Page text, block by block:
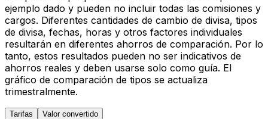
ejemplo dado y pueden no incluir todas las comisiones y
cargos. Diferentes cantidades de cambio de divisa, tipos
de divisa, fechas, horas y otros factores individuales
resultarán en diferentes ahorros de comparación. Por lo
tanto, estos resultados pueden no ser indicativos de
ahorros reales y deben usarse solo como guía. El
gráfico de comparación de tipos se actualiza
trimestralmente.
Tarifas Valor convertido